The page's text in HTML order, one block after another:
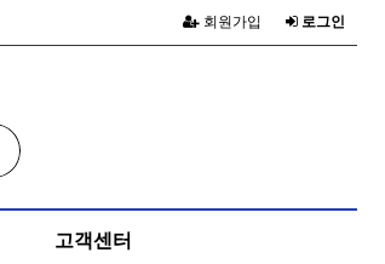
회원가입 로그인
고객센터